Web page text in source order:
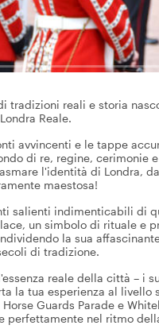
tradizioni reali e storia
Reale.
avvincenti e le tappe
di re, regine,
l'identità di Londra,
maestosa!
salienti indimenticabili di
un simbolo di rituale e
la sua
di tradizione.
reale della città – i
la tua esperienza al livello
Guards Parade e
perfettamente nel ritmo